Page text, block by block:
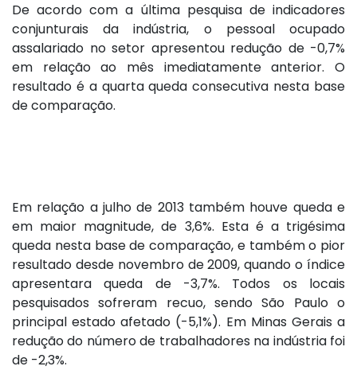
De acordo com a última pesquisa de indicadores
conjunturais da indústria, o pessoal ocupado
assalariado no setor apresentou redução de -0,7%
em relação ao mês imediatamente anterior. O
resultado é a quarta queda consecutiva nesta base
de comparação.
Em relação a julho de 2013 também houve queda e
em maior magnitude, de 3,6%. Esta é a trigésima
queda nesta base de comparação, e também o pior
resultado desde novembro de 2009, quando o índice
apresentara queda de -3,7%. Todos os locais
pesquisados sofreram recuo, sendo São Paulo o
principal estado afetado (-5,1%). Em Minas Gerais a
redução do número de trabalhadores na indústria foi
de -2,3%.